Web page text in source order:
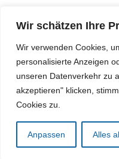
Wir schätzen Ihre
Wir verwenden Cookies,
personalisierte Anzeigen
unseren Datenverkehr zu
akzeptieren" klicken,
Cookies zu.
Anpassen Alles